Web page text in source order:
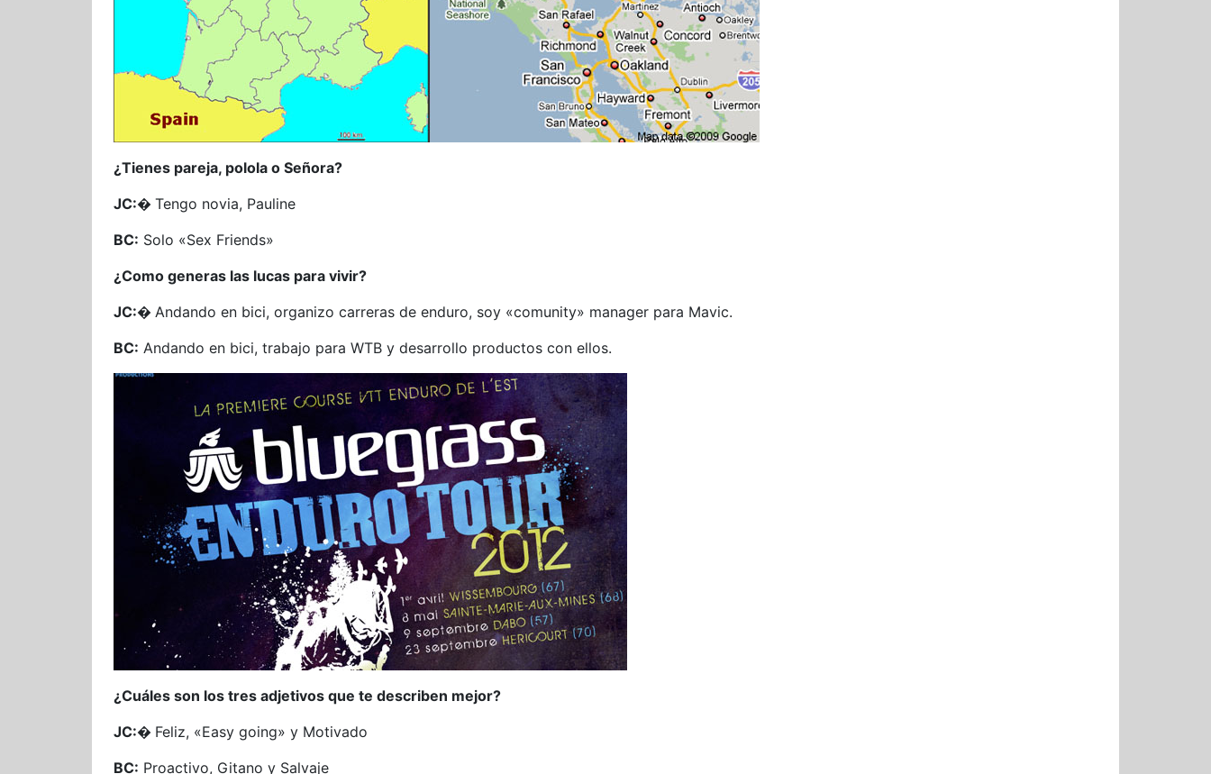
¿Tienes pareja, polola o Señora?
JC:� Tengo novia, Pauline
BC: Solo «Sex Friends»
¿Como generas las lucas para vivir?
JC:� Andando en bici, organizo carreras de enduro, soy «comunity» manager para Mavic.
BC: Andando en bici, trabajo para WTB y desarrollo productos con ellos.
¿Cuáles son los tres adjetivos que te describen mejor?
JC:� Feliz, «Easy going» y Motivado
BC: Proactivo, Gitano y Salvaje